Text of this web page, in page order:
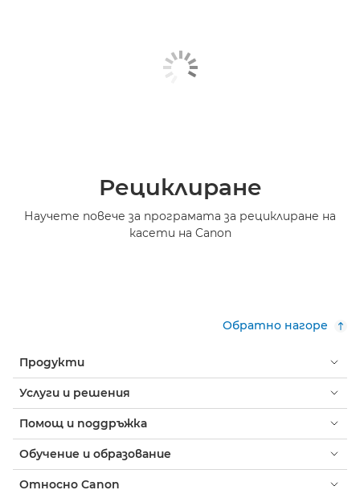
Рециклиране
Научете повече за програмата за рециклиране на
касети на Canon
Обратно нагоре
Продукти
Услуги и решения
Помощ и поддръжка
Обучение и образование
Относно Canon